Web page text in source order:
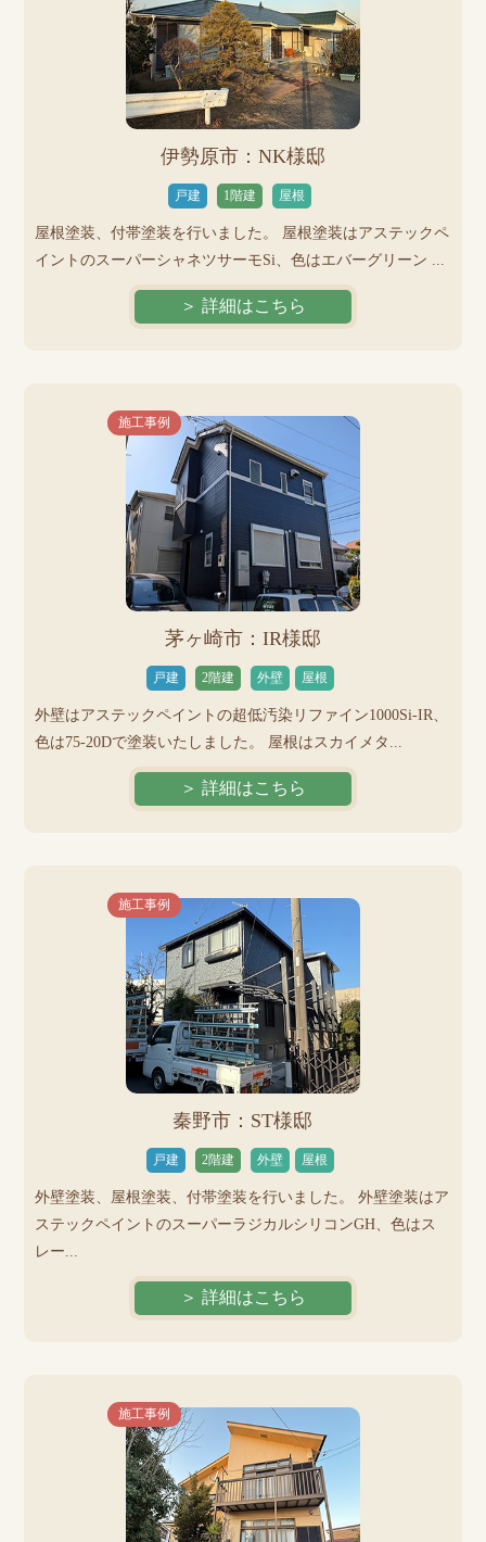
伊勢原市：NK様邸
戸建 1階建 屋根
屋根塗装、付帯塗装を行いました。 屋根塗装はアステックペ
イントのスーパーシャネツサーモSi、色はエバーグリーン ...
＞ 詳細はこちら
施工事例
茅ヶ崎市：IR様邸
戸建 2階建 外壁 屋根
外壁はアステックペイントの超低汚染リファイン1000Si-IR、
色は75-20Dで塗装いたしました。 屋根はスカイメタ...
＞ 詳細はこちら
施工事例
秦野市：ST様邸
戸建 2階建 外壁 屋根
外壁塗装、屋根塗装、付帯塗装を行いました。 外壁塗装はア
ステックペイントのスーパーラジカルシリコンGH、色はス
レー...
＞ 詳細はこちら
施工事例